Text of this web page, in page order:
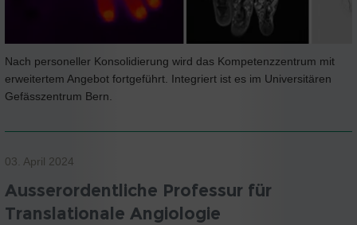
Nach personeller Konsolidierung wird das Kompetenzzentrum mit
erweitertem Angebot fortgeführt. Integriert ist es im Universitären
Gefässzentrum Bern.
03. April 2024
Ausserordentliche Professur für
Translationale Angiologie